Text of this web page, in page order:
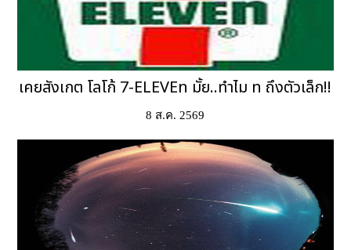
เคยสังเกต โลโก้ 7-ELEVEn มั้ย..ทำไม n ถึงตัวเล็ก!!
8 ส.ค. 2569